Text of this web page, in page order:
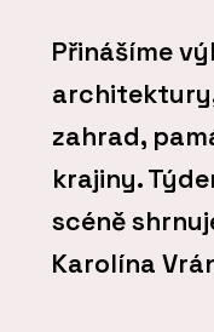
Přinášíme
zahrad,
krajiny.
scéně
Karolína